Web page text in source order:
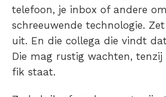
telefoon, je inbox of andere
schreeuwende technologie.
uit. En die collega die vindt dat
Die mag rustig wachten,
fik staat.